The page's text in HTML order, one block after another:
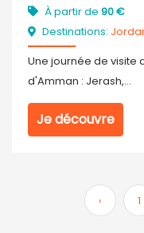
À partir de 90 €
Destinations:
Une journée de visite
d'Amman : Jerash,...
Je découvre
‹ 1